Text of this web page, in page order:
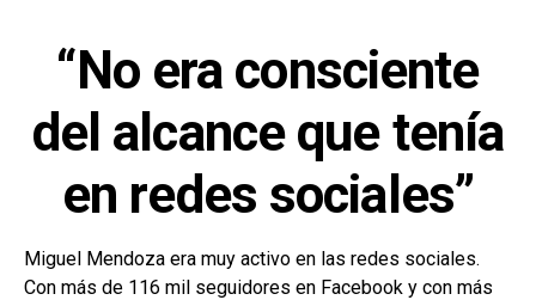
“No era consciente
del alcance que tenía
en redes sociales”
Miguel Mendoza era muy activo en las redes sociales.
Con más de 116 mil seguidores en Facebook y con más